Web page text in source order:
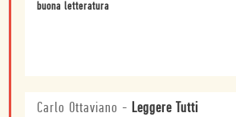
buona letteratura
Carlo Ottaviano - Leggere Tutti